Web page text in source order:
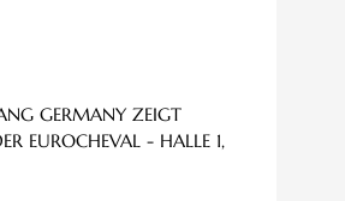
GERMANY ZEIGT
EUROCHEVAL - HALLE 1,